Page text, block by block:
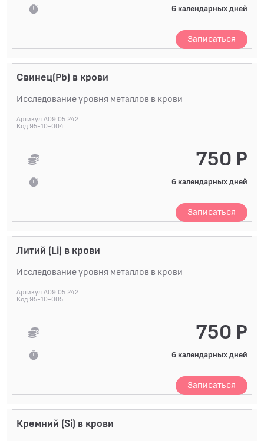
6 календарных дней
Записаться
Свинец(Pb) в крови
Исследование уровня металлов в крови
Артикул A09.05.242
Код 95-10-004
750 Р
6 календарных дней
Записаться
Литий (Li) в крови
Исследование уровня металлов в крови
Артикул A09.05.242
Код 95-10-005
750 Р
6 календарных дней
Записаться
Кремний (Si) в крови